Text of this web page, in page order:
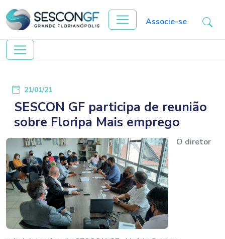
Associe-se
21/01/21
SESCON GF participa de reunião
sobre Floripa Mais emprego
O diretor